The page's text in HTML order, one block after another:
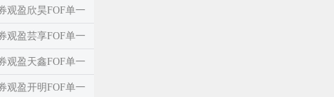
观盈欣昊FOF单一
观盈芸享FOF单一
观盈天鑫FOF单一
观盈开明FOF单一